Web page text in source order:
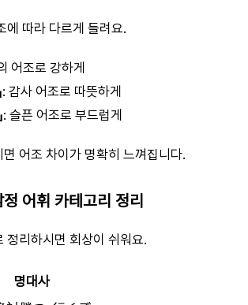
에 따라 다르게 들려요.
어조로 강하게
: 감사 어조로 따뜻하게
: 슬픈 어조로 부드럽게
어조 차이가 명확히 느껴집니다.
어휘 카테고리 정리
정리하시면 회상이 쉬워요.
명대사